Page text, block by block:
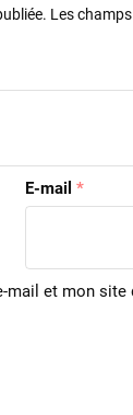
Les
E-mail *
mail et mon